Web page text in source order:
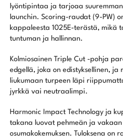
lyöntipintaa ja tarjoaa
launchin. Scoring-raudat (9-PW)
kappaleesta 1025E-terästä, mikä
tuntuman ja hallinnan.
Kolmiosainen Triple Cut -pohja
edgellä, joka on edistyksellinen, ja
liukumaan turpeen läpi
jyrkkä vai neutraalimpi.
Harmonic Impact Technology ja
takana luovat pehmeän ja
osumakokemuksen. Tuloksena on